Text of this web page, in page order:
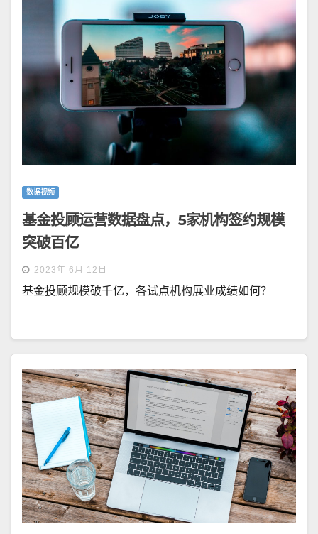
数据视频
基金投顾运营数据盘点，5家机构签约规模
突破百亿
2023年 6月 12日
基金投顾规模破千亿，各试点机构展业成绩如何？